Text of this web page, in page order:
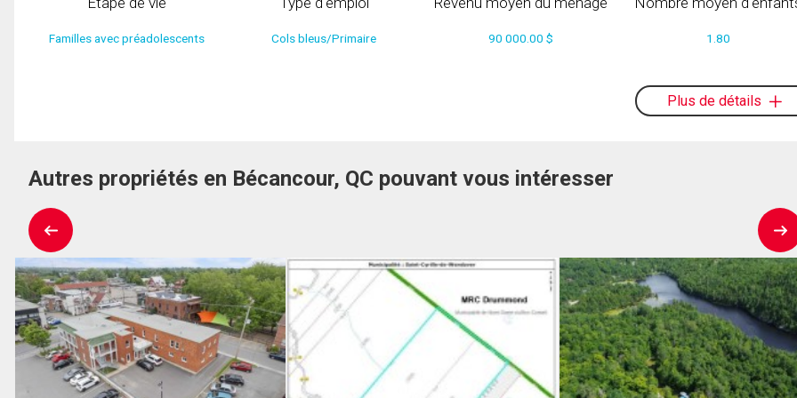
Familles avec préadolescents Cols bleus/Primaire 90 000.00 $ 1.80
Plus de détails
Autres propriétés en Bécancour, QC pouvant vous intéresser